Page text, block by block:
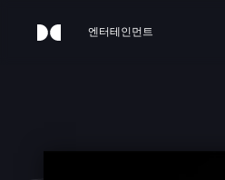
엔터테인먼트